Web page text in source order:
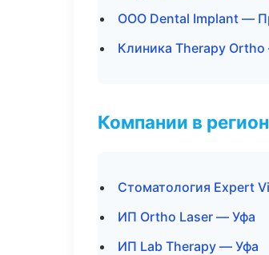
ООО Dental Implant —
Клиника Therapy
Компании в
Стоматология Expert
ИП Ortho Laser — Уфа
ИП Lab Therapy — Уфа